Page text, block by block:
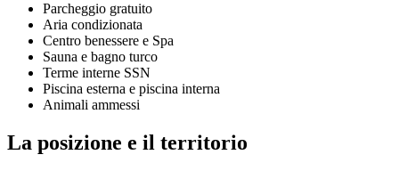
Parcheggio gratuito
Aria condizionata
Centro benessere e Spa
Sauna e bagno turco
Terme interne SSN
Piscina esterna e piscina interna
Animali ammessi
La posizione e il territorio